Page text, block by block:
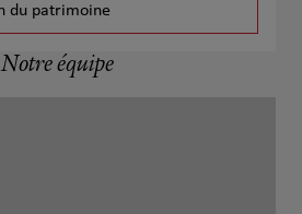
du patrimoine
Notre équipe